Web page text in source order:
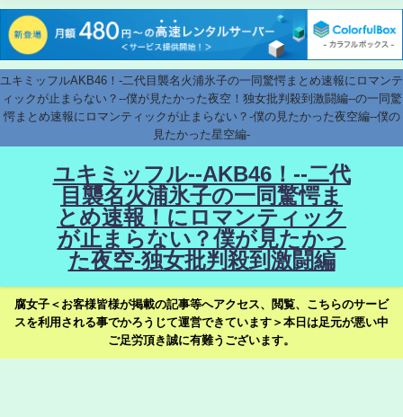
ユキミッフルAKB46！-二代目襲名火浦氷子の一同驚愕まとめ速報にロマンテ
ィックが止まらない？--僕が見たかった夜空！独女批判殺到激闘編--の一同驚
愕まとめ速報にロマンティックが止まらない？-僕の見たかった夜空編--僕の
見たかった星空編-
ユキミッフル--AKB46！--二代
目襲名火浦氷子の一同驚愕ま
とめ速報！にロマンティック
が止まらない？僕が見たかっ
た夜空-独女批判殺到激闘編
腐女子＜お客様皆様が掲載の記事等へアクセス、閲覧、こちらのサービ
スを利用される事でかろうじて運営できています＞本日は足元が悪い中
ご足労頂き誠に有難うございます。